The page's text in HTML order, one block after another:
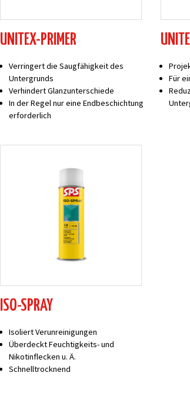
UNITEX-PRIMER
Verringert die Saugfähigkeit des
Untergrunds
Verhindert Glanzunterschiede
In der Regel nur eine Endbeschichtung
erforderlich
Für
ISO-SPRAY
Isoliert Verunreinigungen
Überdeckt Feuchtigkeits- und
Nikotinflecken u. Ä.
Schnelltrocknend